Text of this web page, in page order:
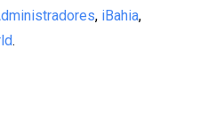
, iBahia,
.